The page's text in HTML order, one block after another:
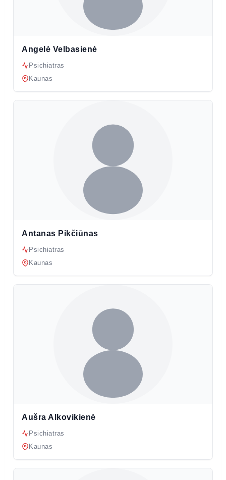
Angelė Velbasienė
Psichiatras
Kaunas
Antanas Pikčiūnas
Psichiatras
Kaunas
Aušra Alkovikienė
Psichiatras
Kaunas